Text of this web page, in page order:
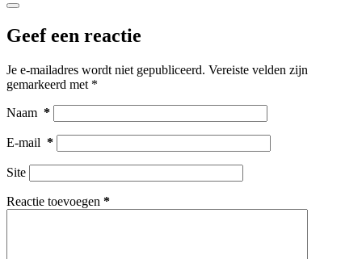
Geef een reactie
Je e-mailadres wordt niet gepubliceerd. Vereiste velden zijn
gemarkeerd met *
Naam *
E-mail *
Site
Reactie toevoegen *